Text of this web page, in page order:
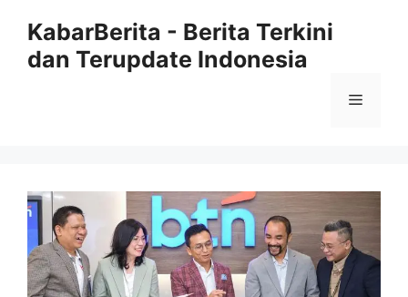
KabarBerita - Berita Terkini
dan Terupdate Indonesia
Menu